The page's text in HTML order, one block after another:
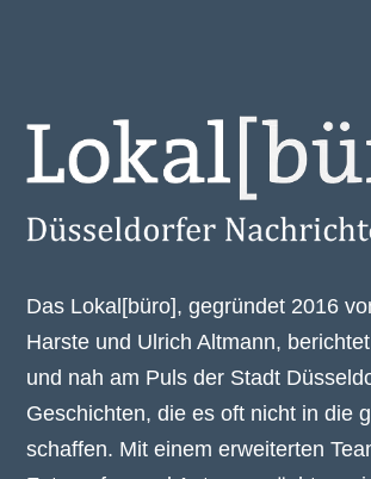
Das Lokal[büro], gegründet 2016
Harste und Ulrich Altmann,
und nah am Puls der Stadt
Geschichten, die es oft nicht in die
schaffen. Mit einem erweiterten